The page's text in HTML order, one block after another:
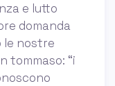
e lutto
domanda
le nostre
tommaso: “i